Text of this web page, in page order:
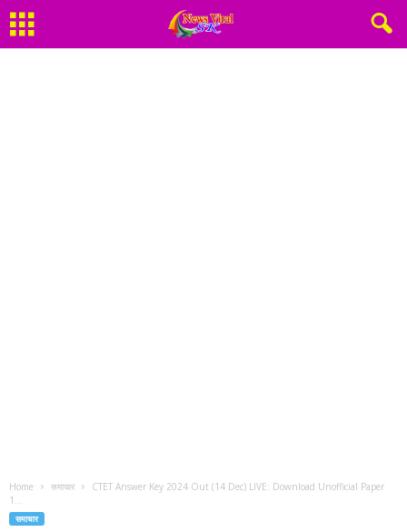
Home समाचार
CTET Answer Key 2024 Out (14 Dec) LIVE: Download Unofficial Paper
1...
समाचार